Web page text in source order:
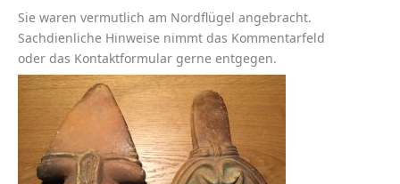
Sie waren vermutlich am Nordflügel angebracht.
Sachdienliche Hinweise nimmt das Kommentarfeld
oder das Kontaktformular gerne entgegen.